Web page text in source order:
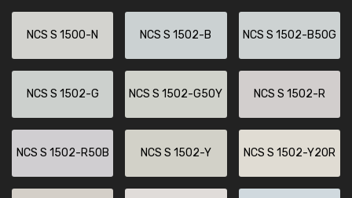
NCS S 1500-N NCS S 1502-B NCS S 1502-B50G
NCS S 1502-G NCS S 1502-G50Y NCS S 1502-R
NCS S 1502-R50B NCS S 1502-Y NCS S 1502-Y20R